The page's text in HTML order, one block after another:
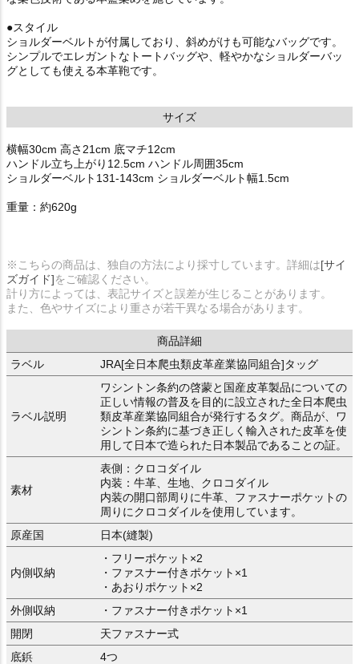
●スタイル
ショルダーベルトが付属しており、斜めがけも可能なバッグです。
シンプルでエレガントなトートバッグや、軽やかなショルダーバッ
グとしても使える本革鞄です。
サイズ
横幅30cm 高さ21cm 底マチ12cm
ハンドル立ち上がり12.5cm ハンドル周囲35cm
ショルダーベルト131-143cm ショルダーベルト幅1.5cm
重量：約620g
※こちらの商品は、独自の方法により採寸しています。詳細は[サイ
ズガイド]をご確認ください。
計り方によっては、表記サイズと誤差が生じることがあります。
また、色やサイズにより重さが若干異なる場合があります。
商品詳細
ラベル
JRA[全日本爬虫類皮革産業協同組合]タッグ
ラベル説明
ワシントン条約の啓蒙と国産皮革製品についての
正しい情報の普及を目的に設立された全日本爬虫
類皮革産業協同組合が発行するタグ。商品が、ワ
シントン条約に基づき正しく輸入された皮革を使
用して日本で造られた日本製品であることの証。
素材
表側：クロコダイル
内装：牛革、生地、クロコダイル
内装の開口部周りに牛革、ファスナーポケットの
周りにクロコダイルを使用しています。
原産国
日本(縫製)
内側収納
・フリーポケット×2
・ファスナー付きポケット×1
・あおりポケット×2
外側収納
・ファスナー付きポケット×1
開閉
天ファスナー式
底鋲
4つ